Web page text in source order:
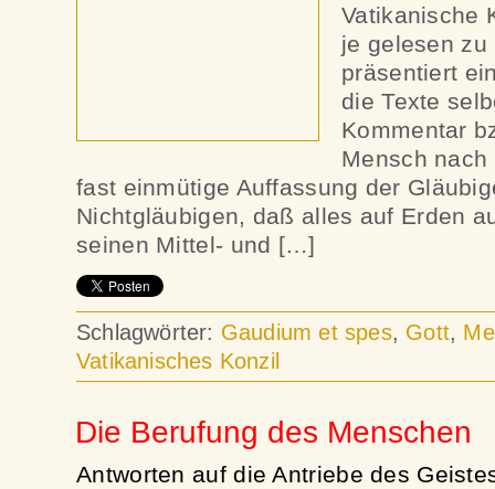
Vatikanische
je gelesen zu
präsentiert
die Texte
Kommentar
Mensch
fast einmütige Auffassung der
Nichtgläubigen, daß alles auf Erden
seinen Mittel- und […]
Schlagwörter: Gaudium et spes, Gott,
Vatikanisches Konzil
Die Berufung des Menschen
Antworten auf die Antriebe des